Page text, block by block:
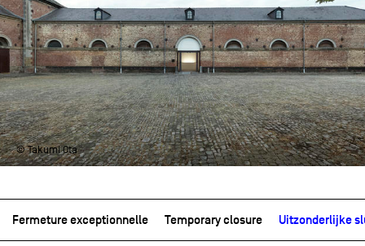
© Takumi Ota
Fermeture exceptionnelle Temporary closure Uitzonderlijke